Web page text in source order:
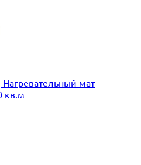
Нагревательный мат
кв.м